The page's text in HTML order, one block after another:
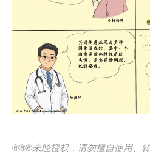
®®®未经授权，请勿擅自使用、